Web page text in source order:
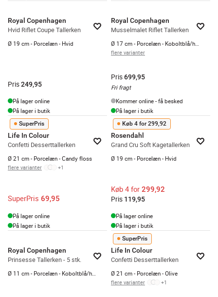
Royal Copenhagen
Hvid Riflet Coupe Tallerken
Ø 19 cm - Porcelæn - Hvid
Pris249,95
På lager online
På lager i butik
Royal Copenhagen
Musselmalet Riflet Tallerken
flere varianter
Pris699,95
Fri fragt
Kommer online - få besked
På lager i butik
SuperPris
Life In Colour
Confetti Desserttallerken
Ø 21 cm - Porcelæn - Candy floss
flere varianter +1
SuperPris 69,95
På lager online
På lager i butik
Køb 4 for 299,92
Rosendahl
Grand Cru Soft Kagetallerken
Ø 19 cm - Porcelæn - Hvid
Køb 4 for 299,92
Pris 119,95
På lager online
På lager i butik
Royal Copenhagen
Prinsesse Tallerken - 5 stk.
SuperPris
Life In Colour
Confetti Desserttallerken
Ø 21 cm - Porcelæn - Olive
flere varianter +1